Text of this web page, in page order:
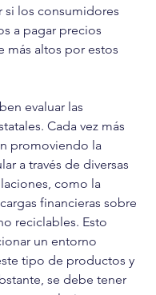
si los consumidores
a pagar precios
más altos por estos
evaluar las
Cada vez más
promoviendo la
a través de diversas
como la
financieras sobre
reciclables. Esto
un entorno
tipo de productos y
se debe tener